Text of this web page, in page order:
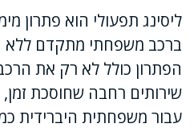
ליסינג תפעולי הוא פתרון
ברכב משפחתי מתקדם ללא
הפתרון כולל לא רק את
שירותים רחבה שחוסכת
עבור משפחתית היברידית